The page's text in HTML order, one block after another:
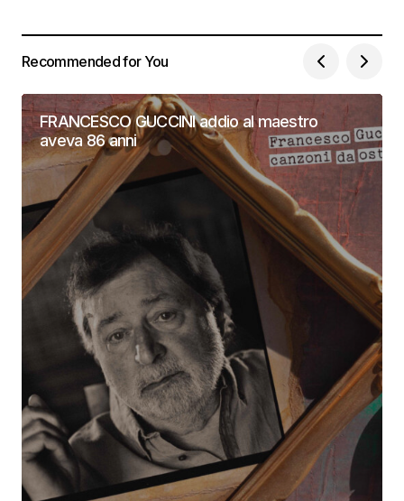
Recommended for You
FRANCESCO GUCCINI addio al maestro
aveva 86 anni